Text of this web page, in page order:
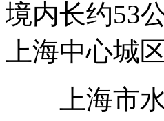
境内长约53
上海中心城
上海市水